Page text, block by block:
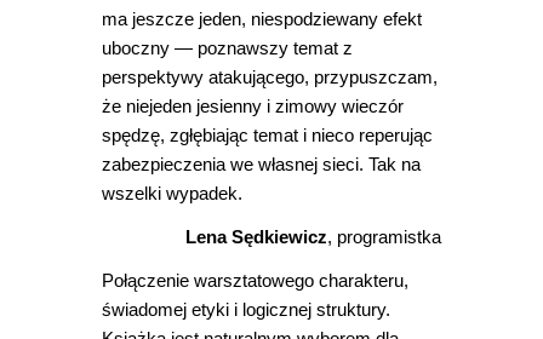
ma jeszcze jeden, niespodziewany efekt
uboczny ― poznawszy temat z
perspektywy atakującego, przypuszczam,
że niejeden jesienny i zimowy wieczór
spędzę, zgłębiając temat i nieco reperując
zabezpieczenia we własnej sieci. Tak na
wszelki wypadek.
Lena Sędkiewicz, programistka
Połączenie warsztatowego charakteru,
świadomej etyki i logicznej struktury.